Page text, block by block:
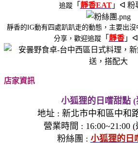
追蹤「 靜香EAT」ᐊ 粉
靜香的IG動有四處趴趴走的動態，主要出
分享，歡迎追蹤「 靜香」
店家資訊
小狐狸的日嚐甜點 (
地址 : 新北市中和區中和
營業時間 : 16:00~21:00
粉絲團 : 小狐狸的日